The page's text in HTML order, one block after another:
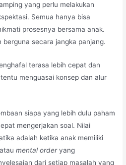
yang perlu melakukan
Semua hanya bisa
prosesnya bersama anak.
secara jangka panjang.
terasa lebih cepat dan
menguasai konsep dan alur
siapa yang lebih dulu paham
mengerjakan soal. Nilai
adalah ketika anak memiliki
ataumental orderyang
dari setiap masalah yang